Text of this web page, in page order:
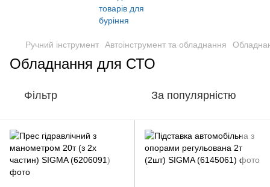
Ручний інструмент Автоінструмент та обладнання
Обладнання для СТО
Фільтр За популярністю